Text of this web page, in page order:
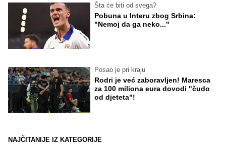
Šta će biti od svega?
Pobuna u Interu zbog Srbina:
"Nemoj da ga neko..."
Posao je pri kraju
Rodri je već zaboravljen! Maresca
za 100 miliona eura dovodi "čudo
od djeteta"!
NAJČITANIJE IZ KATEGORIJE